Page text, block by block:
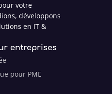
votre
développons
en IT &
entreprises
pour PME